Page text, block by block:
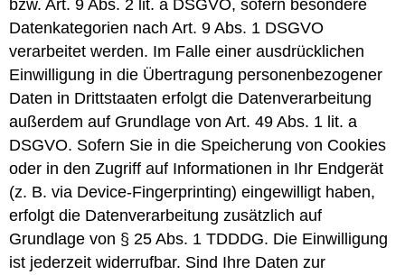
bzw. Art. 9 Abs. 2 lit. a DSGVO, sofern besondere
Datenkategorien nach Art. 9 Abs. 1 DSGVO
verarbeitet werden. Im Falle einer ausdrücklichen
Einwilligung in die Übertragung personenbezogener
Daten in Drittstaaten erfolgt die Datenverarbeitung
außerdem auf Grundlage von Art. 49 Abs. 1 lit. a
DSGVO. Sofern Sie in die Speicherung von Cookies
oder in den Zugriff auf Informationen in Ihr Endgerät
(z. B. via Device-Fingerprinting) eingewilligt haben,
erfolgt die Datenverarbeitung zusätzlich auf
Grundlage von § 25 Abs. 1 TDDDG. Die Einwilligung
ist jederzeit widerrufbar. Sind Ihre Daten zur